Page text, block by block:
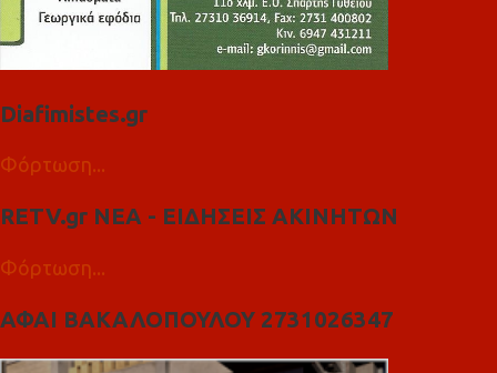
Diafimistes.gr
Φόρτωση...
RETV.gr ΝΕΑ - ΕΙΔΗΣΕΙΣ ΑΚΙΝΗΤΩΝ
Φόρτωση...
ΑΦΑΙ ΒΑΚΑΛΟΠΟΥΛΟΥ 2731026347